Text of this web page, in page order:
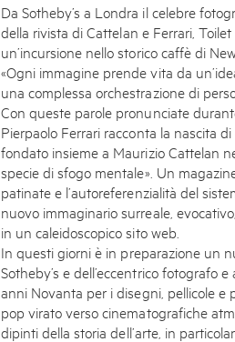
Da Sotheby’s a Londra il celebre
della rivista di Cattelan e Ferrari,
un’incursione nello storico caffè di
«Ogni immagine prende vita da
una complessa orchestrazione di
Con queste parole pronunciate
Pierpaolo Ferrari racconta la nascita
fondato insieme a Maurizio Cattelan
specie di sfogo mentale». Un
patinate e l’autoreferenzialità del
nuovo immaginario surreale,
in un caleidoscopico sito web.
In questi giorni è in preparazione un
Sotheby’s e dell’eccentrico fotografo
anni Novanta per i disegni, pellicole e
pop virato verso cinematografiche
dipinti della storia dell’arte, in